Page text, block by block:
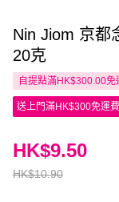
Nin Jiom 京都
20克
自提點滿HK$300.00免
送上門滿HK$300免運費
HK$10.90
HK$9.50